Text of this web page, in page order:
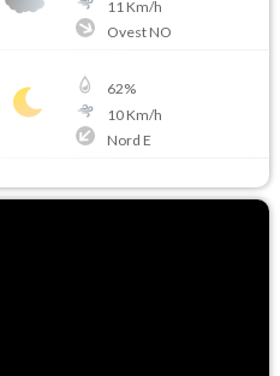
11 Km/h
Ovest NO
62%
10Km/h
Nord E